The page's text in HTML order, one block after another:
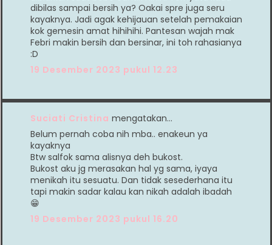
dibilas sampai bersih ya? Oakai spre juga seru
kayaknya. Jadi agak kehijauan setelah pemakaian
kok gemesin amat hihihihi. Pantesan wajah mak
Febri makin bersih dan bersinar, ini toh rahasianya
:D
19 Desember 2023 pukul 12.23
Suciati Cristina mengatakan…
Belum pernah coba nih mba.. enakeun ya
kayaknya
Btw salfok sama alisnya deh bukost.
Bukost aku jg merasakan hal yg sama, iyaya
menikah itu sesuatu. Dan tidak sesederhana itu
tapi makin sadar kalau kan nikah adalah ibadah
😁
19 Desember 2023 pukul 16.20